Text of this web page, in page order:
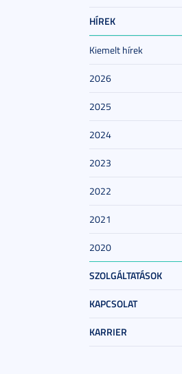
HÍREK
Kiemelt hírek
2026
2025
2024
2023
2022
2021
2020
SZOLGÁLTATÁSOK
KAPCSOLAT
KARRIER